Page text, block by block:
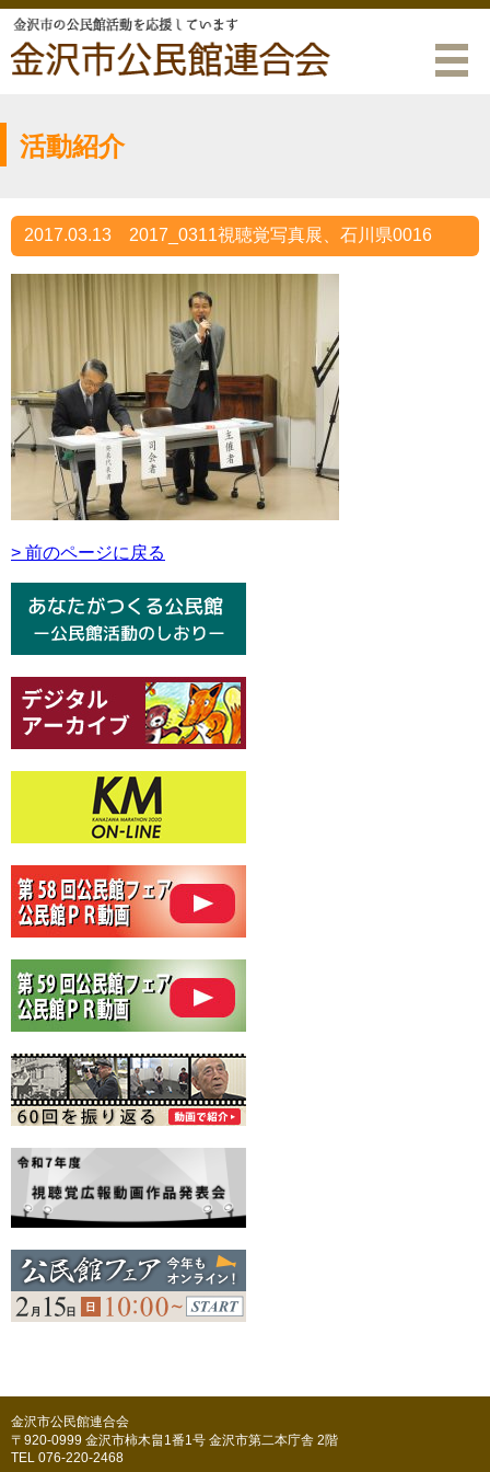
活動紹介
2017.03.13 2017_0311視聴覚写真展、石川県0016
> 前のページに戻る
金沢市公民館連合会
〒920-0999 金沢市柿木畠1番1号 金沢市第二本庁舎 2階
TEL 076-220-2468